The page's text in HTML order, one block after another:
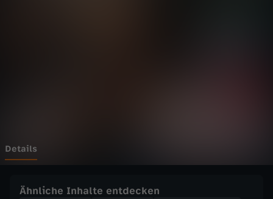
a
g
Details
Ähnliche Inhalte entdecken